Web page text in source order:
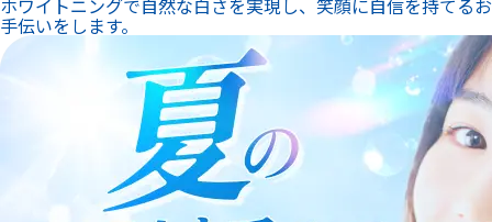
ホワイトニングで自然な白さを実現し、笑顔に自信を持てるお
手伝いをします。